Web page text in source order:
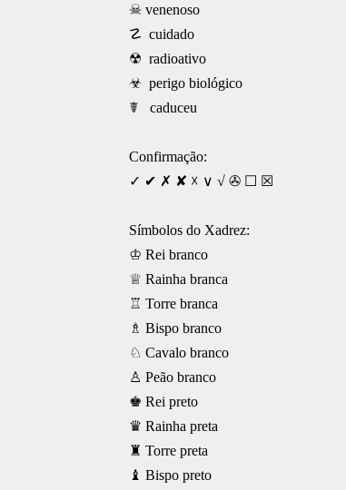
☠ venenoso
☡ cuidado
☢ radioativo
☣ perigo biológico
☤ caduceu
Confirmação:
✓ ✔ ✗ ✘ ☓ ∨ √ ✇ ☐ ☒
Símbolos do Xadrez:
♔ Rei branco
♕ Rainha branca
♖ Torre branca
♗ Bispo branco
♘ Cavalo branco
♙ Peão branco
♚ Rei preto
♛ Rainha preta
♜ Torre preta
♝ Bispo preto